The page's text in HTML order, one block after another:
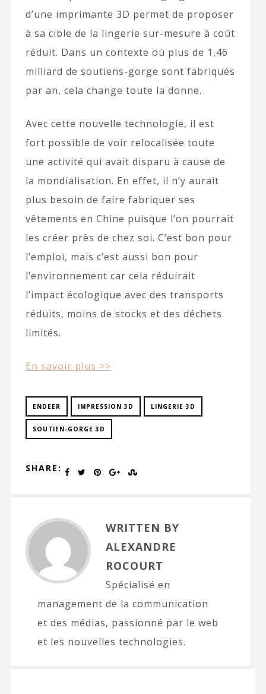
d’une imprimante 3D permet de proposer
à sa cible de la lingerie sur-mesure à coût
réduit. Dans un contexte où plus de 1,46
milliard de soutiens-gorge sont fabriqués
par an, cela change toute la donne.
Avec cette nouvelle technologie, il est
fort possible de voir relocalisée toute
une activité qui avait disparu à cause de
la mondialisation. En effet, il n’y aurait
plus besoin de faire fabriquer ses
vêtements en Chine puisque l’on pourrait
les créer près de chez soi. C’est bon pour
l’emploi, mais c’est aussi bon pour
l’environnement car cela réduirait
l’impact écologique avec des transports
réduits, moins de stocks et des déchets
limités.
En savoir plus >>
ENDEER IMPRESSION 3D LINGERIE 3D
SOUTIEN-GORGE 3D
SHARE:
WRITTEN BY
ALEXANDRE
ROCOURT
Spécialisé en
management de la communication
et des médias, passionné par le web
et les nouvelles technologies.